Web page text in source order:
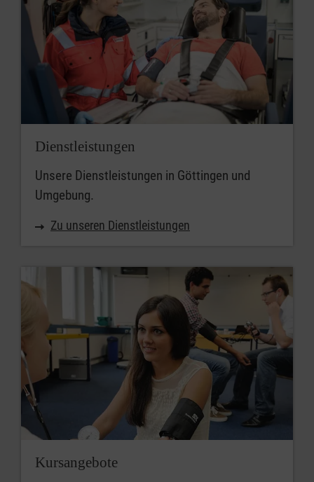
Dienstleistungen
Unsere Dienstleistungen in Göttingen und
Umgebung.
Zu unseren Dienstleistungen
Kursangebote